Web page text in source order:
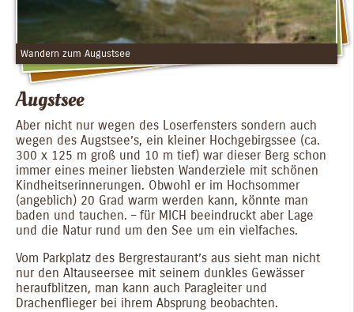
Wandern zum Augustsee
Augstsee
Aber nicht nur wegen des Loserfensters sondern auch
wegen des Augstsee’s, ein kleiner Hochgebirgssee (ca.
300 x 125 m groß und 10 m tief) war dieser Berg schon
immer eines meiner liebsten Wanderziele mit schönen
Kindheitserinnerungen. Obwohl er im Hochsommer
(angeblich) 20 Grad warm werden kann, könnte man
baden und tauchen. – für MICH beeindruckt aber Lage
und die Natur rund um den See um ein vielfaches.
Vom Parkplatz des Bergrestaurant’s aus sieht man nicht
nur den Altauseersee mit seinem dunkles Gewässer
heraufblitzen, man kann auch Paragleiter und
Drachenflieger bei ihrem Absprung beobachten.